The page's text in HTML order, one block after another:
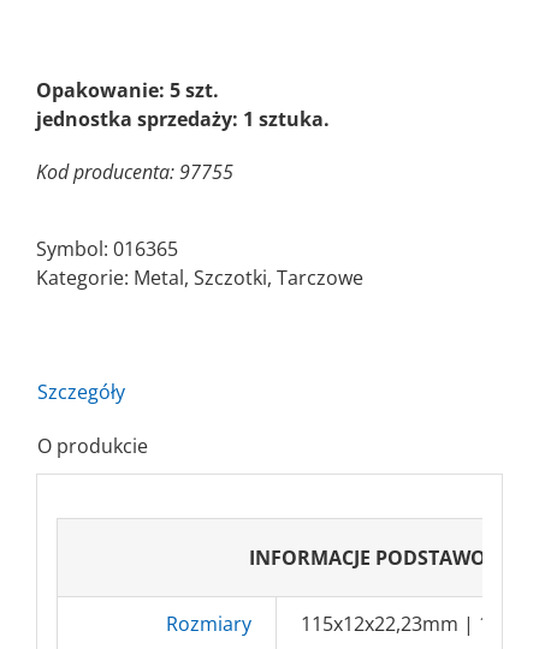
Opakowanie: 5 szt.
jednostka sprzedaży: 1 sztuka.
Kod producenta: 97755
Symbol: 016365
Kategorie: Metal, Szczotki, Tarczowe
Szczegóły
O produkcie
INFORMACJE PODSTAWOWE
Rozmiary 115x12x22,23mm |